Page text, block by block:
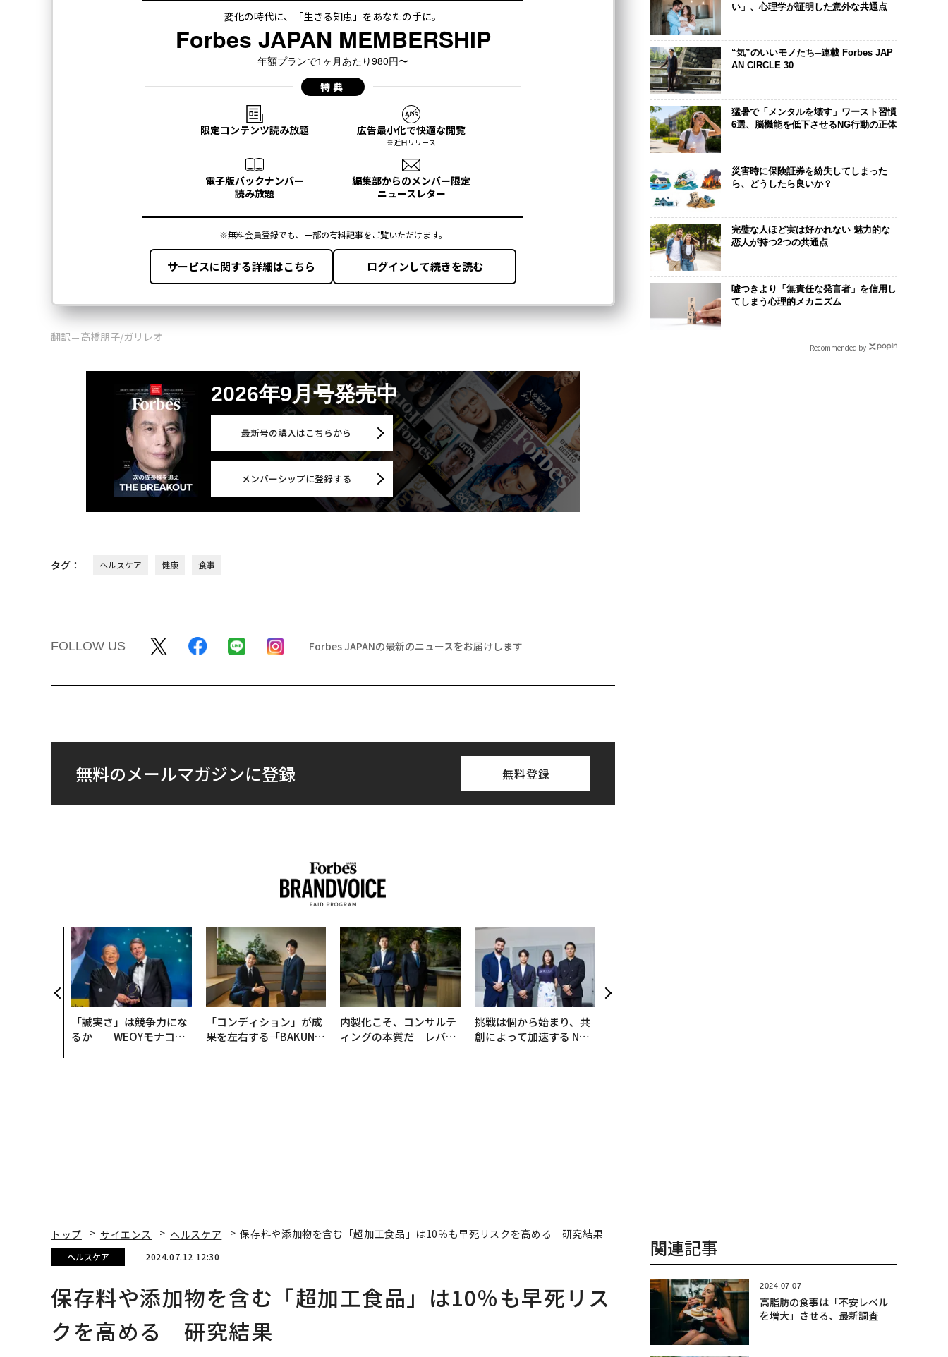
翻訳＝高橋朋子/ガリレオ
2026年9月号発売中
最新号の購入はこちらから
メンバーシップに登録する
タグ： ヘルスケア 健康 食事
FOLLOW US Forbes JAPANの最新のニュースをお届けします
無料のメールマガジンに登録 無料登録
「誠実さ」は競争力にな
るか──WEOYモナコで
「コンディション」が成
果を左右する――「BAKUN
内製化こそ、コンサルテ
ィングの本質だ レバレ
挑戦は個から始まり、共
創によって加速する NOR
い」、心理学が証明した意外な共通点
“気”のいいモノたち─連載 Forbes JAP
AN CIRCLE 30
猛暑で「メンタルを壊す」ワースト習慣
6選、脳機能を低下させるNG行動の正体
災害時に保険証券を紛失してしまった
ら、どうしたら良いか？
完璧な人ほど実は好かれない 魅力的な
恋人が持つ2つの共通点
嘘つきより「無責任な発言者」を信用し
てしまう心理的メカニズム
Recommended by
トップ サイエンス ヘルスケア 保存料や添加物を含む「超加工食品」は10％も早死リスクを高める 研究結果
ヘルスケア 2024.07.12 12:30
保存料や添加物を含む「超加工食品」は10％も早死リス
クを高める 研究結果
関連記事
2024.07.07
高脂肪の食事は「不安レベル
を増大」させる、最新調査